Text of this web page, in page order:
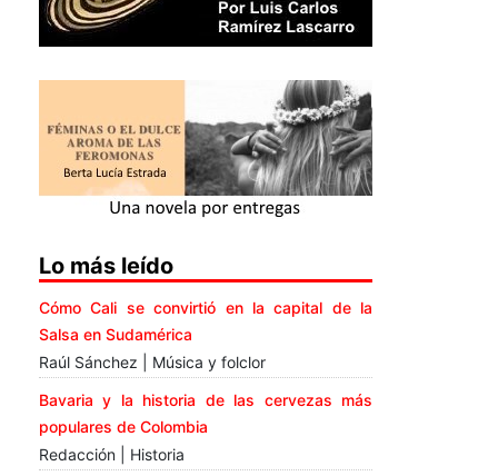
Lo más leído
Cómo Cali se convirtió en la capital de la
Salsa en Sudamérica
Raúl Sánchez | Música y folclor
Bavaria y la historia de las cervezas más
populares de Colombia
Redacción | Historia